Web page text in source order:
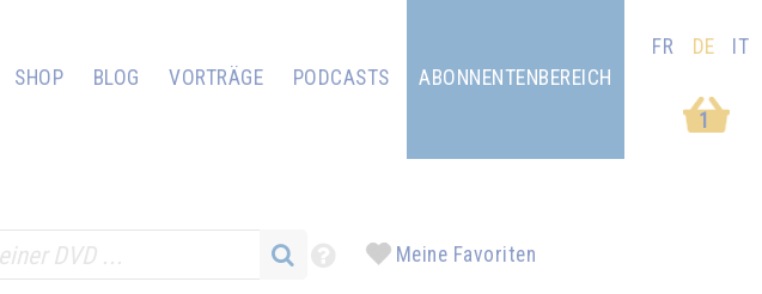
SHOP BLOG VORTRÄGE
PODCASTS
1
ABONNENTENBEREICH
FR DE IT
Meine Favoriten